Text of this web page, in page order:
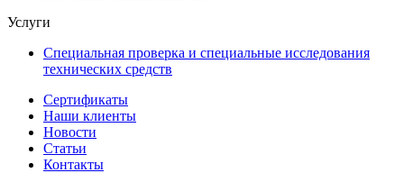
Услуги
Специальная проверка и специальные исследования
технических средств
Сертификаты
Наши клиенты
Новости
Статьи
Контакты